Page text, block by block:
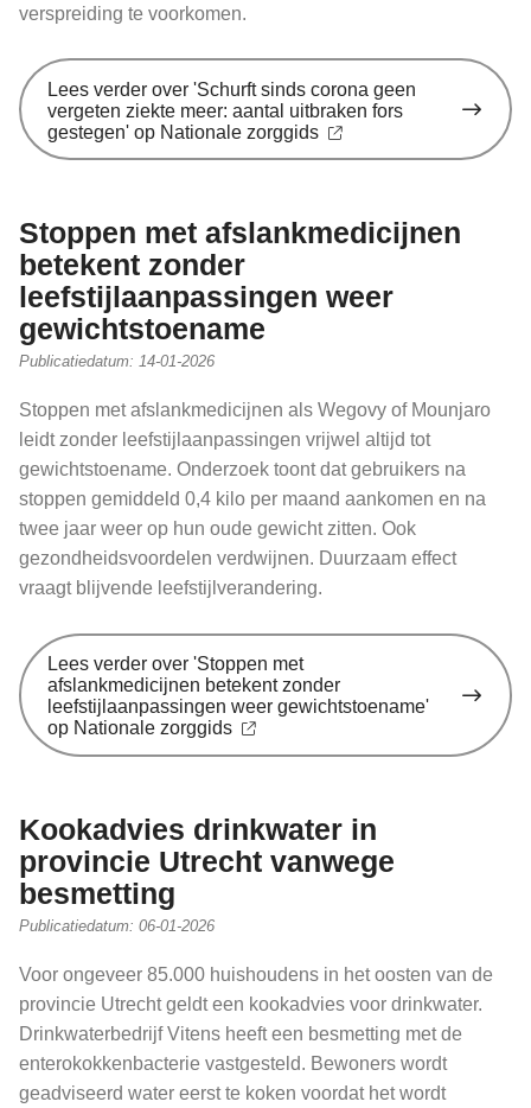
verspreiding te voorkomen.
Lees verderover 'Schurft sinds corona geen
vergeten ziekte meer: aantal uitbraken fors
gestegen' op Nationale zorggids
Stoppen met afslankmedicijnen
betekent zonder
leefstijlaanpassingen weer
gewichtstoename
Publicatiedatum: 14-01-2026
Stoppen met afslankmedicijnen als Wegovy of Mounjaro
leidt zonder leefstijlaanpassingen vrijwel altijd tot
gewichtstoename. Onderzoek toont dat gebruikers na
stoppen gemiddeld 0,4 kilo per maand aankomen en na
twee jaar weer op hun oude gewicht zitten. Ook
gezondheidsvoordelen verdwijnen. Duurzaam effect
vraagt blijvende leefstijlverandering.
Lees verderover 'Stoppen met
afslankmedicijnen betekent zonder
leefstijlaanpassingen weer gewichtstoename'
op Nationale zorggids
Kookadvies drinkwater in
provincie Utrecht vanwege
besmetting
Publicatiedatum: 06-01-2026
Voor ongeveer 85.000 huishoudens in het oosten van de
provincie Utrecht geldt een kookadvies voor drinkwater.
Drinkwaterbedrijf Vitens heeft een besmetting met de
enterokokkenbacterie vastgesteld. Bewoners wordt
geadviseerd water eerst te koken voordat het wordt